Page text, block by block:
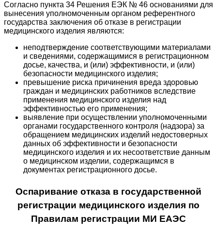
Согласно пункта 34 Решения ЕЭК № 46 основаниями для
вынесения уполномоченным органом референтного
государства заключения об отказе в регистрации
медицинского изделия являются:
неподтверждение соответствующими материалами
и сведениями, содержащимися в регистрационном
досье, качества, и (или) эффективности, и (или)
безопасности медицинского изделия;
превышение риска причинения вреда здоровью
граждан и медицинских работников вследствие
применения медицинского изделия над
эффективностью его применения;
выявление при осуществлении уполномоченными
органами государственного контроля (надзора) за
обращением медицинских изделий недостоверных
данных об эффективности и безопасности
медицинского изделия и их несоответствие данным
о медицинском изделии, содержащимся в
документах регистрационного досье.
Оспаривание отказа в государственной
регистрации медицинского изделия по
Правилам регистрации МИ ЕАЭС